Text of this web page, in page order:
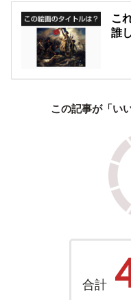
こ
誰
この記事が「い
合計